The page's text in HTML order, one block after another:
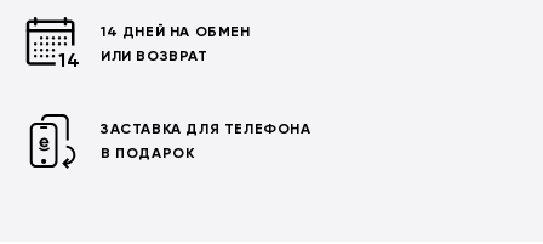
14 ДНЕЙ НА ОБМЕН
ИЛИ ВОЗВРАТ
ЗАСТАВКА ДЛЯ ТЕЛЕФОНА
В ПОДАРОК